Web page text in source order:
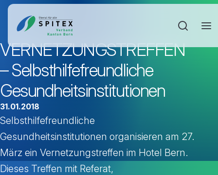
VERNETZUNGSTREFFEN
– Selbsthilfefreundliche
Gesundheitsinstitutionen
31.01.2018
Selbsthilfefreundliche
Gesundheitsinstitutionen organisieren am 27.
März ein Vernetzungstreffen im Hotel Bern.
Dieses Treffen mit Referat,